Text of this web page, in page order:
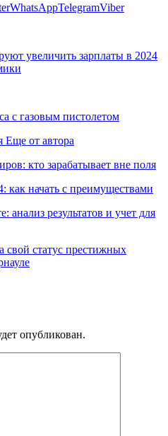
WhatsAppTelegramViber
увеличить зарплаты в 2024
с газовым пистолетом
Еще от автора
кто зарабатывает вне поля
как начать с преимуществами
результатов и учет для
свой статус престижных
опубликован.